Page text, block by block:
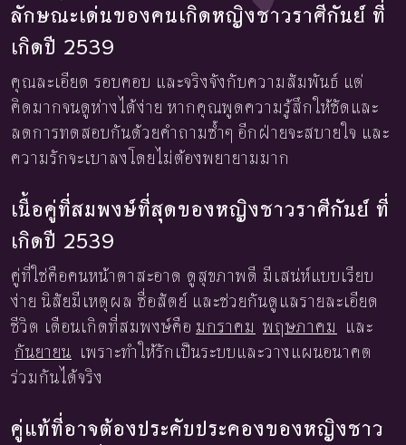
ลักษณะเด่นของคนเกิดหญิงชาวราศีกันย์ ที่
เกิดปี 2539
คุณละเอียด รอบคอบ และจริงจังกับความสัมพันธ์ แต่
คิดมากจนดูห่างได้ง่าย หากคุณพูดความรู้สึกให้ชัดและ
ลดการทดสอบกันด้วยคำถามซ้ำๆ อีกฝ่ายจะสบายใจ และ
ความรักจะเบาลงโดยไม่ต้องพยายามมาก
เนื้อคู่ที่สมพงษ์ที่สุดของหญิงชาวราศีกันย์ ที่
เกิดปี 2539
คู่ที่ใช่คือคนหน้าตาสะอาด ดูสุขภาพดี มีเสน่ห์แบบเรียบ
ง่าย นิสัยมีเหตุผล ซื่อสัตย์ และช่วยกันดูแลรายละเอียด
ชีวิต เดือนเกิดที่สมพงษ์คือ มกราคม พฤษภาคม และ
กันยายน เพราะทำให้รักเป็นระบบและวางแผนอนาคต
ร่วมกันได้จริง
คู่แท้ที่อาจต้องประคับประคองของหญิงชาว